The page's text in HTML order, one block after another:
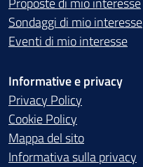
Sondaggi di mio interesse
Eventi di mio interesse
Informative e privacy
Privacy Policy
Cookie Policy
Mappa del sito
Informativa sulla privacy